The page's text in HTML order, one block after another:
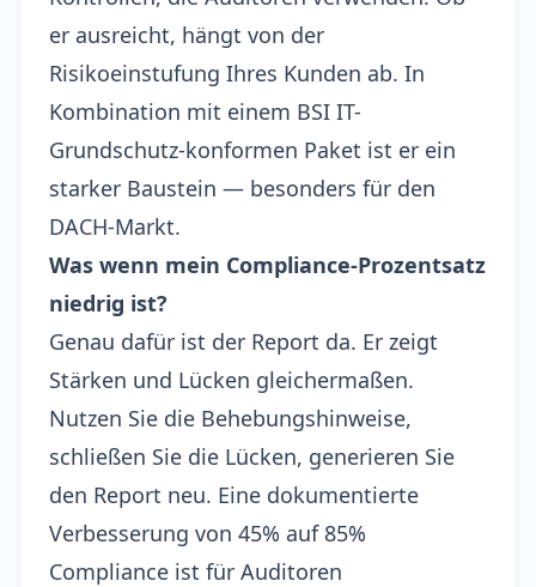
er ausreicht, hängt von der
Risikoeinstufung Ihres Kunden ab. In
Kombination mit einem BSI IT-
Grundschutz-konformen Paket ist er ein
starker Baustein — besonders für den
DACH-Markt.
Was wenn mein Compliance-Prozentsatz
niedrig ist?
Genau dafür ist der Report da. Er zeigt
Stärken und Lücken gleichermaßen.
Nutzen Sie die Behebungshinweise,
schließen Sie die Lücken, generieren Sie
den Report neu. Eine dokumentierte
Verbesserung von 45% auf 85%
Compliance ist für Auditoren